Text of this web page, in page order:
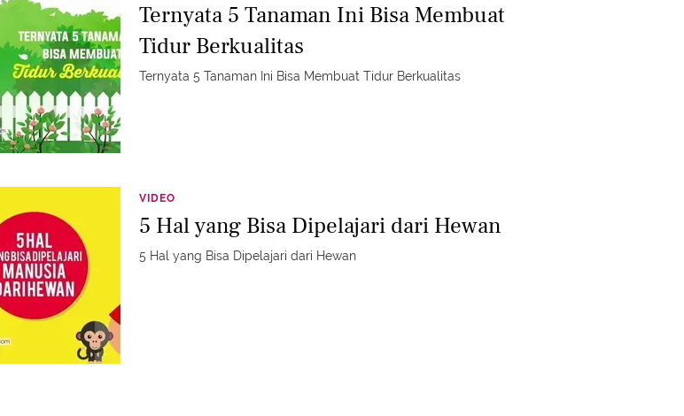
Ternyata 5 Tanaman Ini Bisa Membuat
Tidur Berkualitas
Ternyata 5 Tanaman Ini Bisa Membuat Tidur Berkualitas
VIDEO
5 Hal yang Bisa Dipelajari dari Hewan
5 Hal yang Bisa Dipelajari dari Hewan